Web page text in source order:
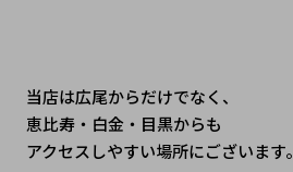
当店は広尾からだけでなく、
恵比寿・白金・目黒からも
アクセスしやすい場所にございます。